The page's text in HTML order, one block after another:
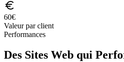
60€
Valeur par client
Performances
Des Sites Web qui